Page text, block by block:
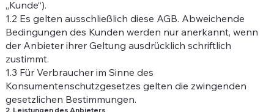
„Kunde“).
1.2 Es gelten ausschließlich diese AGB. Abweichende
Bedingungen des Kunden werden nur anerkannt, wenn
der Anbieter ihrer Geltung ausdrücklich schriftlich
zustimmt.
1.3 Für Verbraucher im Sinne des
Konsumentenschutzgesetzes gelten die zwingenden
gesetzlichen Bestimmungen.